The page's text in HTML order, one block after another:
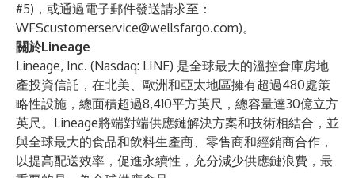
#5)，或通過電子郵件發送請求至：
WFScustomerservice@wellsfargo.com)。
關於Lineage
Lineage, Inc. (Nasdaq: LINE) 是全球最大的溫控倉庫房地
產投資信託，在北美、歐洲和亞太地區擁有超過480處策
略性設施，總面積超過8,410平方英尺，總容量達30億立方
英尺。Lineage將端對端供應鏈解決方案和技術相結合，並
與全球最大的食品和飲料生產商、零售商和經銷商合作，
以提高配送效率，促進永續性，充分減少供應鏈浪費，最